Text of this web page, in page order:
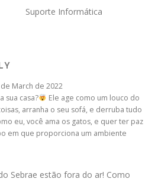
Suporte Informática
March de 2022
sua casa?
Ele age como um louco do
arranha o seu sofá, e derruba tudo
eu, você ama os gatos, e quer ter paz
em que proporciona um ambiente
Sebrae estão fora do ar! Como